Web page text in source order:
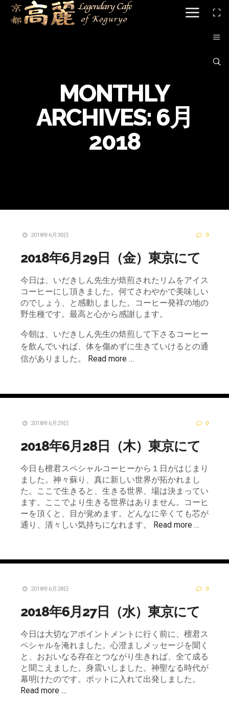
MONTHLY
ARCHIVES: 6月
2018
2018年6月30日 0
2018年6月29日（金）東京にて
今日は、いだきしん先生が焙煎されたリムをアイス
コーヒーにし頂きました。何てさわやかで美味しい
のでしょう、と感動しました。コーヒー発祥の地の
野生種です。最高と心から感謝します。
今朝は、いだきしん先生の焙煎して下さるコーヒー
を飲んでいれば、体を傷めずに生きていけるとの通
信がありました。
Read more …
2018年6月29日 0
2018年6月28日（木）東京にて
今日も檀君スペシャルコーヒーから１日がはじまり
ました。神々蘇り、真に新しい世界が拓かれまし
た。ここで生きると、生きる世界、場は決まってい
ます。ここでより生きる世界はありません。コーヒ
ーを頂くと、目が覚めます。どんなに辛くても芯が
通り、清々しい気持ちになれます。
Read more …
2018年6月28日 0
2018年6月27日（水）東京にて
今日は大切なアポイントメントに行く前に、檀君ス
ペシャルを淹れました。心澄ましメッセージを聞く
と、おおいなる存在とつながり生きれば、全て成る
と聞こえました。身震いしました。神聖なる時代が
幕明けたのです。ポットに入れて出発しました。
Read more …